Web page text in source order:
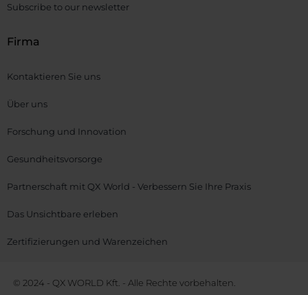
Subscribe to our newsletter
Firma
Kontaktieren Sie uns
Über uns
Forschung und Innovation
Gesundheitsvorsorge
Partnerschaft mit QX World - Verbessern Sie Ihre Praxis
Das Unsichtbare erleben
Zertifizierungen und Warenzeichen
© 2024 - QX WORLD Kft. - Alle Rechte vorbehalten.